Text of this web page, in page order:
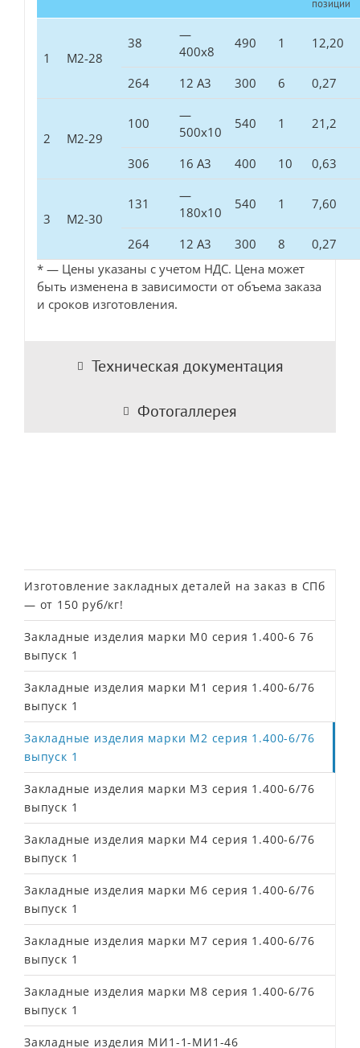
позиции
1 М2-28
38
—
400х8
490 1 12,20
264 12 А3 300 6 0,27
2 М2-29
100
—
500х10
540 1 21,2
306 16 А3 400 10 0,63
3 М2-30
131
—
180х10
540 1 7,60
264 12 А3 300 8
0,27
* — Цены указаны с учетом НДС. Цена может
быть изменена в зависимости от объема заказа
и сроков изготовления.
Техническая документация
Фотогаллерея
Изготовление закладных деталей на заказ в СПб
— от 150 руб/кг!
Закладные изделия марки М0 серия 1.400-6 76
выпуск 1
Закладные изделия марки М1 серия 1.400-6/76
выпуск 1
Закладные изделия марки М2 серия 1.400-6/76
выпуск 1
Закладные изделия марки М3 серия 1.400-6/76
выпуск 1
Закладные изделия марки М4 серия 1.400-6/76
выпуск 1
Закладные изделия марки М6 серия 1.400-6/76
выпуск 1
Закладные изделия марки М7 серия 1.400-6/76
выпуск 1
Закладные изделия марки М8 серия 1.400-6/76
выпуск 1
Закладные изделия МИ1-1-МИ1-46